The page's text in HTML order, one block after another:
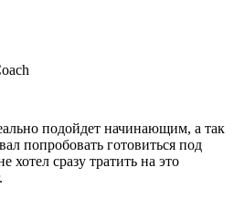
подойдет начинающим, а так
попробовать готовиться под
хотел сразу тратить на это